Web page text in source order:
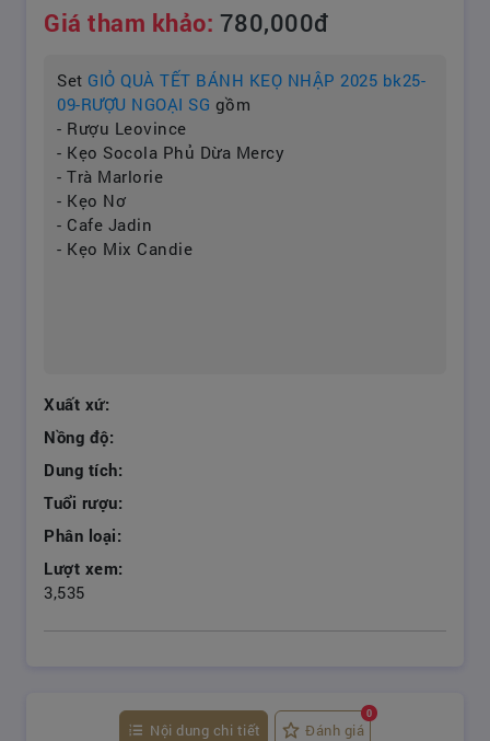
Giá tham khảo: 780,000đ
Set GIỎ QUÀ TẾT BÁNH KEỌ NHẬP 2025 bk25-
09-RƯỢU NGOẠI SG gồm
- Rượu Leovince
- Kẹo Socola Phủ Dừa Mercy
- Trà Marlorie
- Kẹo Nơ
- Cafe Jadin
- Kẹo Mix Candie
Xuất xứ:
Nồng độ:
Dung tích:
Tuổi rượu:
Phân loại:
Lượt xem:
3,535
Nội dung chi tiết Đánh giá
0